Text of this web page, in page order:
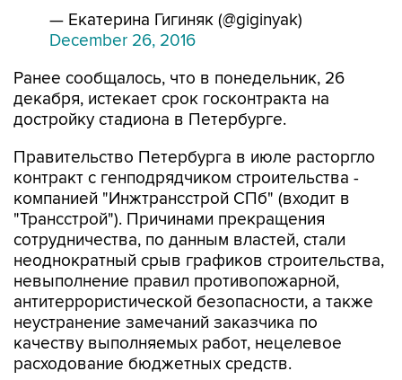
— Екатерина Гигиняк (@giginyak)
December 26, 2016
Ранее сообщалось, что в понедельник, 26
декабря, истекает срок госконтракта на
достройку стадиона в Петербурге.
Правительство Петербурга в июле расторгло
контракт с генподрядчиком строительства -
компанией "Инжтрансстрой СПб" (входит в
"Трансстрой"). Причинами прекращения
сотрудничества, по данным властей, стали
неоднократный срыв графиков строительства,
невыполнение правил противопожарной,
антитеррористической безопасности, а также
неустранение замечаний заказчика по
качеству выполняемых работ, нецелевое
расходование бюджетных средств.